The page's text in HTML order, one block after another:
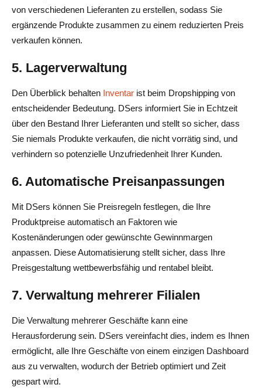
von verschiedenen Lieferanten zu erstellen, sodass Sie
ergänzende Produkte zusammen zu einem reduzierten Preis
verkaufen können.
5. Lagerverwaltung
Den Überblick behalten Inventar ist beim Dropshipping von
entscheidender Bedeutung. DSers informiert Sie in Echtzeit
über den Bestand Ihrer Lieferanten und stellt so sicher, dass
Sie niemals Produkte verkaufen, die nicht vorrätig sind, und
verhindern so potenzielle Unzufriedenheit Ihrer Kunden.
6. Automatische Preisanpassungen
Mit DSers können Sie Preisregeln festlegen, die Ihre
Produktpreise automatisch an Faktoren wie
Kostenänderungen oder gewünschte Gewinnmargen
anpassen. Diese Automatisierung stellt sicher, dass Ihre
Preisgestaltung wettbewerbsfähig und rentabel bleibt.
7. Verwaltung mehrerer Filialen
Die Verwaltung mehrerer Geschäfte kann eine
Herausforderung sein. DSers vereinfacht dies, indem es Ihnen
ermöglicht, alle Ihre Geschäfte von einem einzigen Dashboard
aus zu verwalten, wodurch der Betrieb optimiert und Zeit
gespart wird.